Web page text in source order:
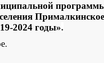
2024 годы».